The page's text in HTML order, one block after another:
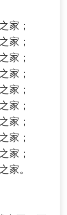
家；
家；
家；
家；
家；
家；
家；
家；
家；
家。